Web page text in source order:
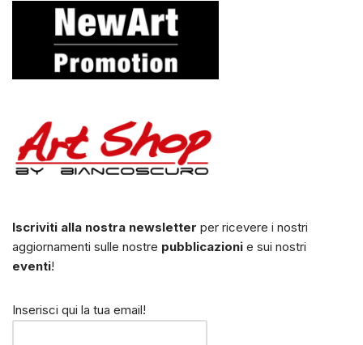
Iscriviti alla nostra newsletter per ricevere i nostri
aggiornamenti sulle nostre pubblicazioni e sui nostri
eventi!
Inserisci qui la tua email!